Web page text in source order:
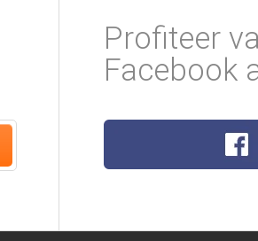
Profiteer
Facebook